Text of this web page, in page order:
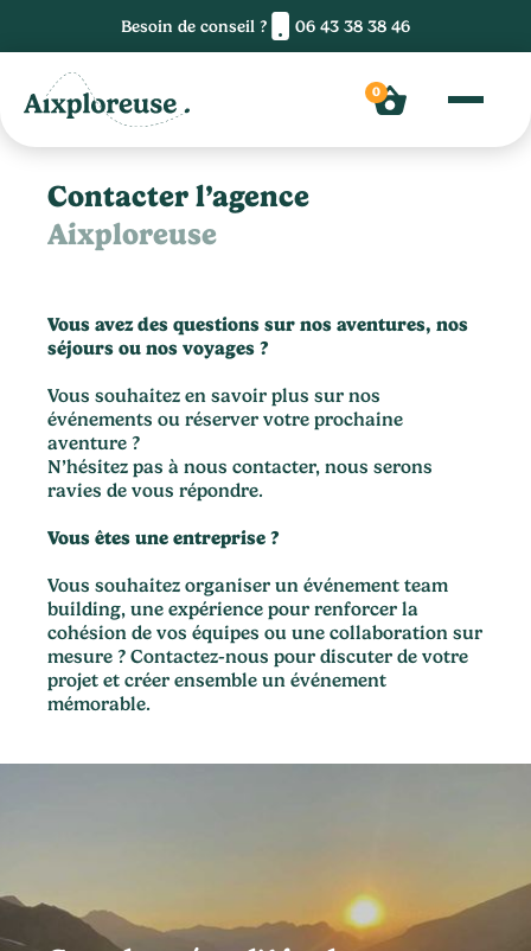
Besoin de conseil ? 06 43 38 38 46
0
Contacter l’agence
Aixploreuse
Vous avez des questions sur nos aventures, nos
séjours ou nos voyages ?
Vous souhaitez en savoir plus sur nos
événements ou réserver votre prochaine
aventure ?
N’hésitez pas à nous contacter, nous serons
ravies de vous répondre.
Vous êtes une entreprise ?
Vous souhaitez organiser un événement team
building, une expérience pour renforcer la
cohésion de vos équipes ou une collaboration sur
mesure ? Contactez-nous pour discuter de votre
projet et créer ensemble un événement
mémorable.